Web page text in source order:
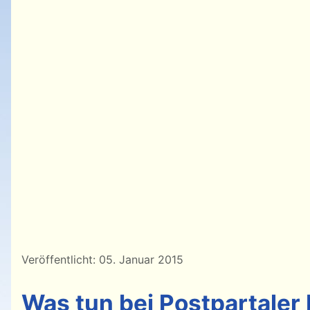
Details
Veröffentlicht: 05. Januar 2015
Was tun bei Postpartaler